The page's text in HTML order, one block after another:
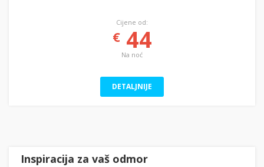
Cijene od:
€44
Na noć
DETALJNIJE
Inspiracija za vaš odmor